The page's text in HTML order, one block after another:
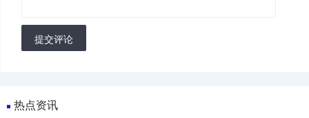
提交评论
热点资讯